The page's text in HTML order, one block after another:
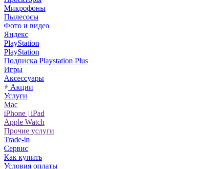
Микрофоны
Пылесосы
Фото и видео
Яндекс
PlayStation
PlayStation
Подписка Playstation Plus
Игры
Аксессуары
Акции
Услуги
Mac
iPhone | iPad
Apple Watch
Прочие услуги
Trade-in
Сервис
Как купить
Условия оплаты